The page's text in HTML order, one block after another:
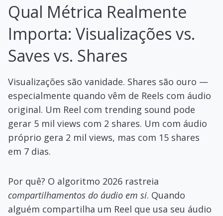
Qual Métrica Realmente
Importa: Visualizações vs.
Saves vs. Shares
Visualizações são vanidade. Shares são ouro —
especialmente quando vêm de Reels com áudio
original. Um Reel com trending sound pode
gerar 5 mil views com 2 shares. Um com áudio
próprio gera 2 mil views, mas com 15 shares
em 7 dias.
Por quê? O algoritmo 2026 rastreia
compartilhamentos do áudio em si. Quando
alguém compartilha um Reel que usa seu áudio